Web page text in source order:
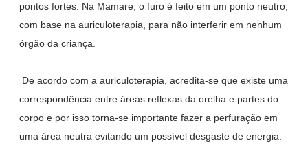
pontos fortes. Na Mamare, o furo é feito em um ponto neutro,
com base na auriculoterapia, para não interferir em nenhum
órgão da criança.
De acordo com a auriculoterapia, acredita-se que existe uma
correspondência entre áreas reflexas da orelha e partes do
corpo e por isso torna-se importante fazer a perfuração em
uma área neutra evitando um possível desgaste de energia.